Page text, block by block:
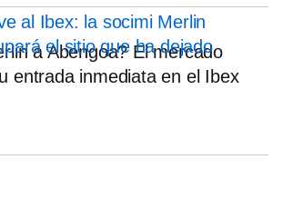
al Ibex: la socimi Merlin
el sitio que ha dejado
a Abengoa? El mercado
entrada inmediata en el Ibex